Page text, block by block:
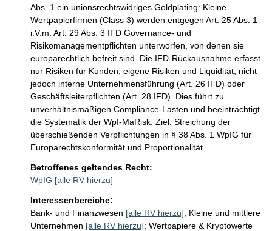
Abs. 1 ein unionsrechtswidriges Goldplating: Kleine
Wertpapierfirmen (Class 3) werden entgegen Art. 25 Abs. 1
i.V.m. Art. 29 Abs. 3 IFD Governance- und
Risikomanagementpflichten unterworfen, von denen sie
europarechtlich befreit sind. Die IFD-Rückausnahme erfasst
nur Risiken für Kunden, eigene Risiken und Liquidität, nicht
jedoch interne Unternehmensführung (Art. 26 IFD) oder
Geschäftsleiterpflichten (Art. 28 IFD). Dies führt zu
unverhältnismäßigen Compliance-Lasten und beeinträchtigt
die Systematik der WpI-MaRisk. Ziel: Streichung der
überschießenden Verpflichtungen in § 38 Abs. 1 WpIG für
Europarechtskonformität und Proportionalität.
Betroffenes geltendes Recht:
WpIG [alle RV hierzu]
Interessenbereiche:
Bank- und Finanzwesen [alle RV hierzu]; Kleine und mittlere
Unternehmen [alle RV hierzu]; Wertpapiere & Kryptowerte